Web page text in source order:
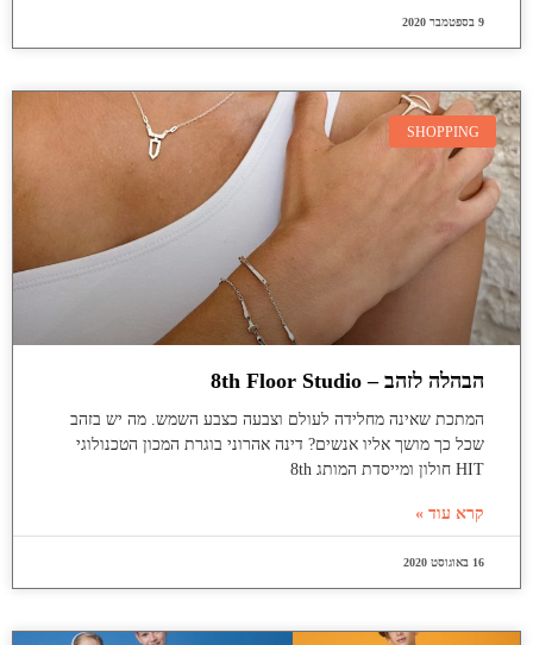
9 בספטמבר 2020
SHOPPING
הבהלה לזהב – 8th Floor Studio
המתכת שאינה מחלידה לעולם וצבעה כצבע השמש. מה יש בזהב
שכל כך מושך אליו אנשים? דינה אהרוני בוגרת המכון הטכנולוגי
HIT חולון ומייסדת המותג 8th
קרא עוד »
16 באוגוסט 2020